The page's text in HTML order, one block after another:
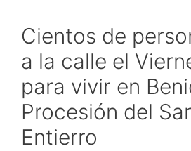
Cientos de
a la calle el
para vivir en
Procesión del
Entierro